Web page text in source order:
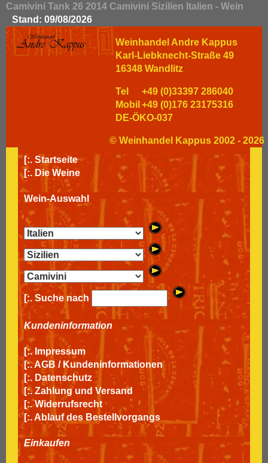
Camivini Tank 26 2014 Camivini Sizilien Italien - Wein
Stand: 09/08/2026
Weinhandel Andre Kappus
Karl-Liebknecht-Straße 49
16348 Wandlitz
Tel
+49 (0)33397 286040
Mobil +49 (0)176 23175316
DE-ÖKO-037
© Weinhandel Kappus 2002 - 2026
[:. Startseite
[:. Die Weine
Wein-Auswahl
[:. Suche nach
Kundeninformation
[:. Impressum
[:.AGB / Kundeninformationen
[:. Datenschutz
[:. Zahlung und Versand
[:. Widerrufsrecht
[:.Ablauf des Bestellvorgangs
Einkaufen